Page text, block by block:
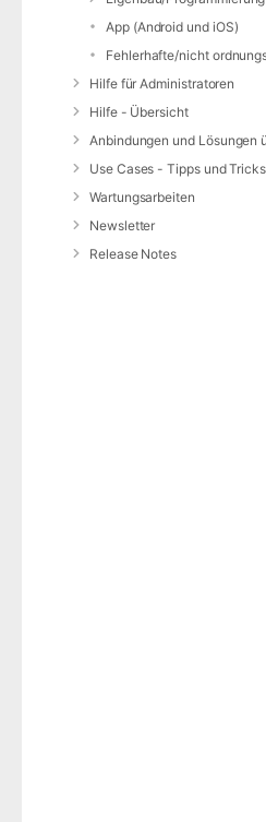
App (Android und iOS)
Hilfe für Administratoren
Hilfe - Übersicht
Wartungsarbeiten
Newsletter
Release Notes